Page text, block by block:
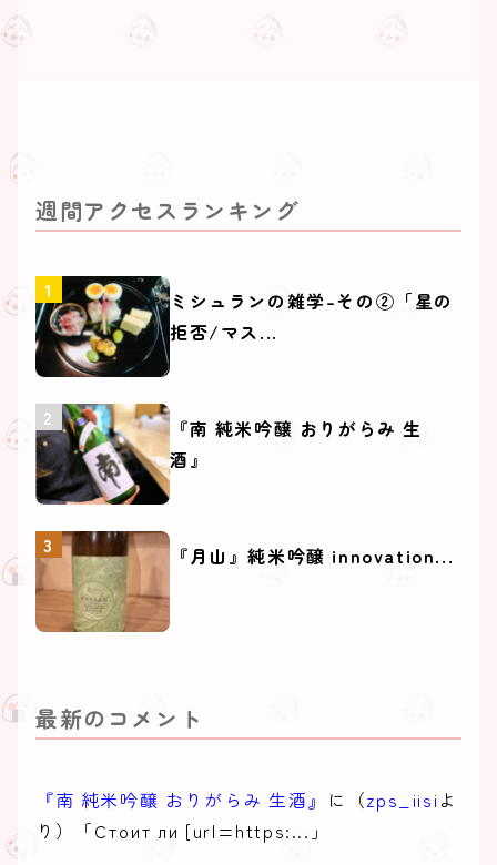
週間アクセスランキング
ミシュランの雑学-その②「星の
拒否/マス...
『南 純米吟醸 おりがらみ 生
酒』
『月山』純米吟醸 innovation...
最新のコメント
『南 純米吟醸 おりがらみ 生酒』 に（zps_iisi よ
り）「Стоит ли [url=https:...」